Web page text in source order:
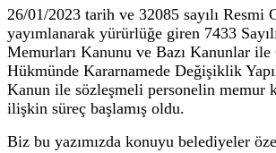
26/01/2023 tarih ve 32085 sayılı Resmi
yayımlanarak yürürlüğe giren 7433
Memurları Kanunu ve Bazı Kanunlar ile
Hükmünde Kararnamede Değişiklik
Kanun ile sözleşmeli personelin memur
ilişkin süreç başlamış oldu.
Biz bu yazımızda konuyu belediyeler